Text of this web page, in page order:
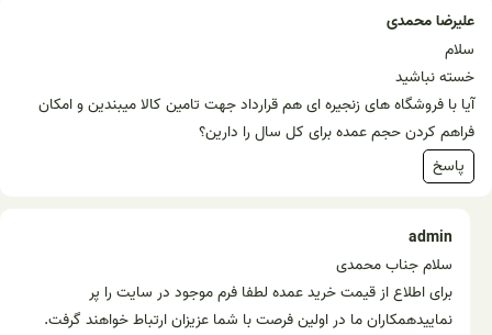
علیرضا محمدی
سلام
خسته نباشید
آیا با فروشگاه های زنجیره ای هم قرارداد جهت تامین کالا میبندین و امکان
فراهم کردن حجم عمده برای کل سال را دارین؟
پاسخ
admin
سلام جناب محمدی
برای اطلاع از قیمت خرید عمده لطفا فرم موجود در سایت را پر
نماییدهمکاران ما در اولین فرصت با شما عزیزان ارتباط خواهند گرفت.